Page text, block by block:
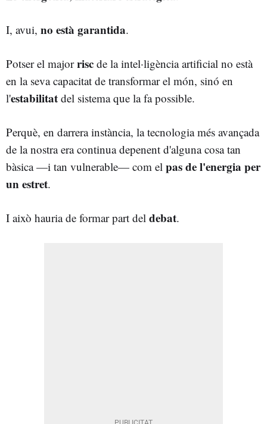
I, avui, no està garantida.
Potser el majorrisc de la intel·ligència artificial no està
en la seva capacitat de transformar el món, sinó en
l'estabilitat del sistema que la fa possible.
Perquè, en darrera instància, la tecnologia més avançada
de la nostra era continua depenent d'alguna cosa tan
bàsica —i tan vulnerable— com el pas de l'energia per
un estret.
I això hauria de formar part del debat.